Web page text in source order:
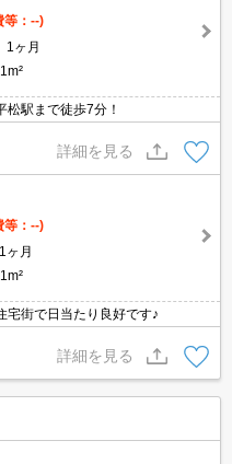
等：--)
1ヶ月
松駅まで徒歩7分！
詳細を見る
等：--)
1ヶ月
宅街で日当たり良好です♪
詳細を見る